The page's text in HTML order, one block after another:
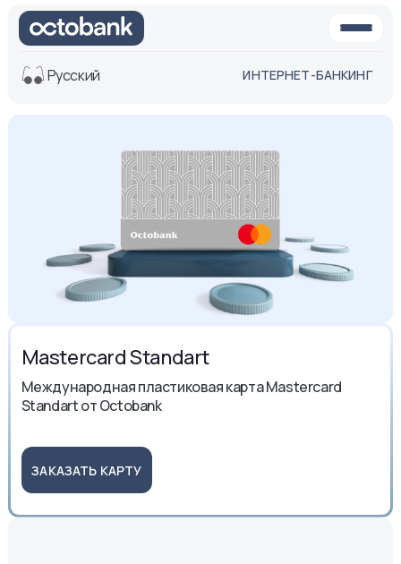
Черно-
белая
версия
Размер шрифта
Aa -
Aa
Aa +
Русский ИНТЕРНЕТ-БАНКИНГ
Masterсard Standart
Международная пластиковая карта Mastercard
Standart от Octobank
ЗАКАЗАТЬ КАРТУ